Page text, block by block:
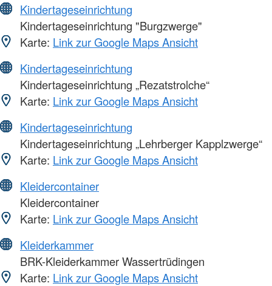
Kindertageseinrichtung
Kindertageseinrichtung "Burgzwerge"
Karte: Link zur Google Maps Ansicht
Kindertageseinrichtung
Kindertageseinrichtung „Rezatstrolche“
Karte: Link zur Google Maps Ansicht
Kindertageseinrichtung
Kindertageseinrichtung „Lehrberger Kapplzwerge“
Karte: Link zur Google Maps Ansicht
Kleidercontainer
Kleidercontainer
Karte: Link zur Google Maps Ansicht
Kleiderkammer
BRK-Kleiderkammer Wassertrüdingen
Karte: Link zur Google Maps Ansicht